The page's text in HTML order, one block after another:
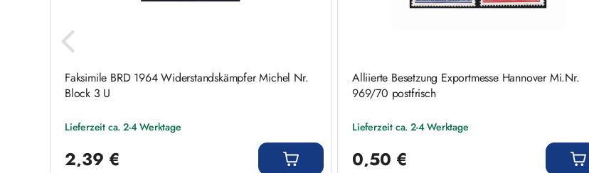
Faksimile BRD 1964 Widerstandskämpfer Michel Nr.
Block 3 U
Lieferzeit ca. 2-4 Werktage
2,39 €
Alliierte Besetzung Exportmesse Hannover Mi.Nr.
969/70 postfrisch
Lieferzeit ca. 2-4 Werktage
0,50 €